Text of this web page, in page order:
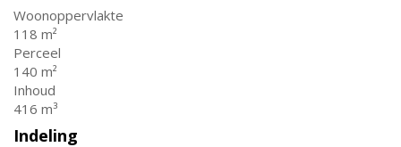
Woonoppervlakte
118 m²
Perceel
140 m²
Inhoud
416 m³
Indeling